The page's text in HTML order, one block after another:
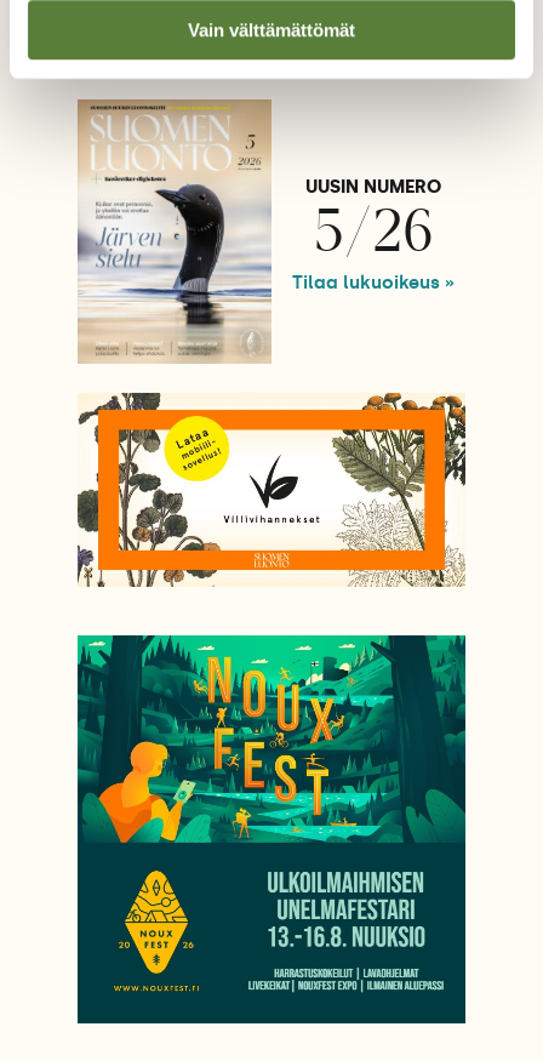
Vain välttämättömät
UUSIN NUMERO
5/26
Tilaa lukuoikeus »